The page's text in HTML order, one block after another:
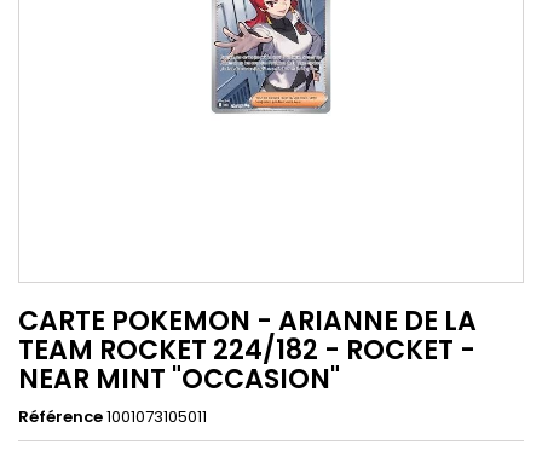
CARTE POKEMON - ARIANNE DE LA
TEAM ROCKET 224/182 - ROCKET -
NEAR MINT "OCCASION"
Référence1001073105011